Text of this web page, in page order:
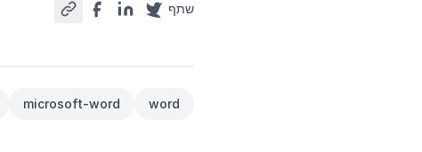
שתף
word
microsoft-word